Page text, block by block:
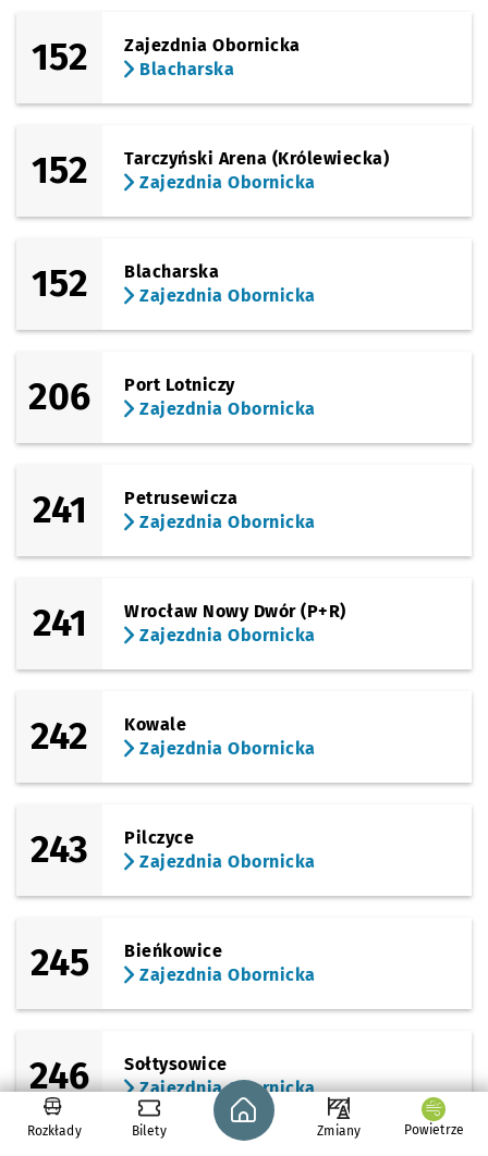
152
Zajezdnia Obornicka
Blacharska
152
Tarczyński Arena (Królewiecka)
Zajezdnia Obornicka
152
Blacharska
Zajezdnia Obornicka
206
Port Lotniczy
Zajezdnia Obornicka
241
Petrusewicza
Zajezdnia Obornicka
241
Wrocław Nowy Dwór (P+R)
Zajezdnia Obornicka
242
Kowale
Zajezdnia Obornicka
243
Pilczyce
Zajezdnia Obornicka
245
Bieńkowice
Zajezdnia Obornicka
246
Sołtysowice
Zajezdnia Obornicka
Rozkłady Bilety
Strona główna - wroclaw.pl
Zmiany Powietrze